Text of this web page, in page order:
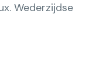
Wederzijdse